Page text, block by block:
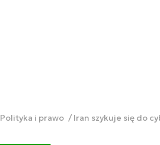
Polityka i prawo Iran szykuje się do